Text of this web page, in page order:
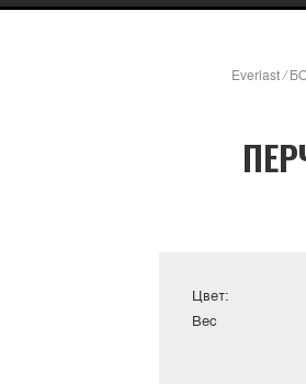
Everlast /
Цвет:
Вес